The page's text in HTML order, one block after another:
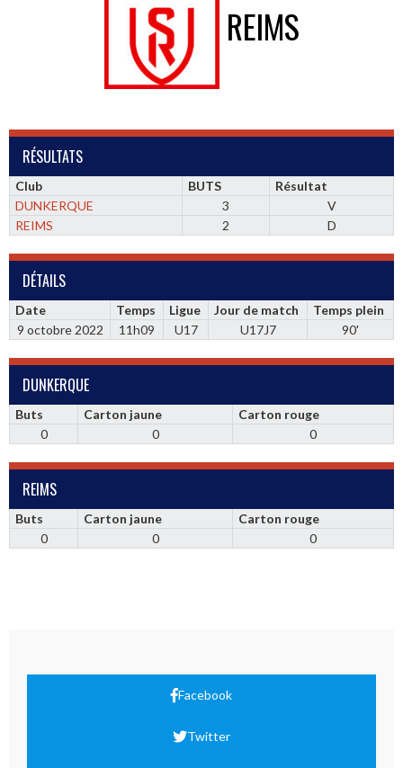
REIMS
RÉSULTATS
Club BUTS
Résultat
DUNKERQUE
3
V
REIMS
2 D
DÉTAILS
Date Temps Ligue Jour de match
Temps plein
9 octobre 2022
11h09 U17 U17J7 90'
DUNKERQUE
Buts Carton jaune
Carton rouge
0
0 0
REIMS
Buts Carton jaune
Carton rouge
0
0 0
Facebook
Twitter